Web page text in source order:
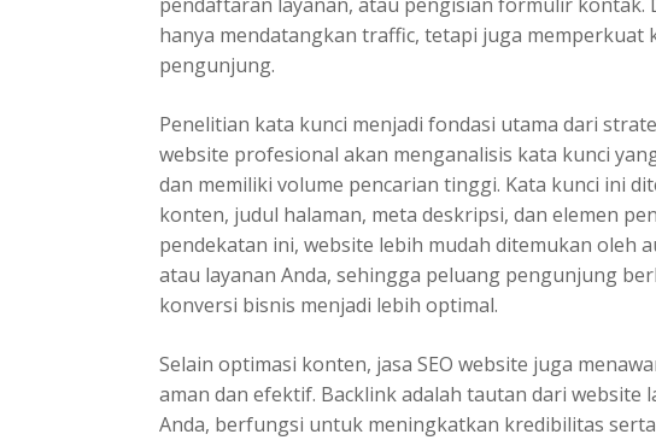
hanya mendatangkan traffic, tetapi juga memperkuat
pengunjung.
Penelitian kata kunci menjadi fondasi utama dari
website profesional akan menganalisis kata kunci
dan memiliki volume pencarian tinggi. Kata kunci ini
konten, judul halaman, meta deskripsi, dan elemen
pendekatan ini, website lebih mudah ditemukan oleh
atau layanan Anda, sehingga peluang pengunjung
konversi bisnis menjadi lebih optimal.
Selain optimasi konten, jasa SEO website juga
aman dan efektif. Backlink adalah tautan dari website
Anda, berfungsi untuk meningkatkan kredibilitas